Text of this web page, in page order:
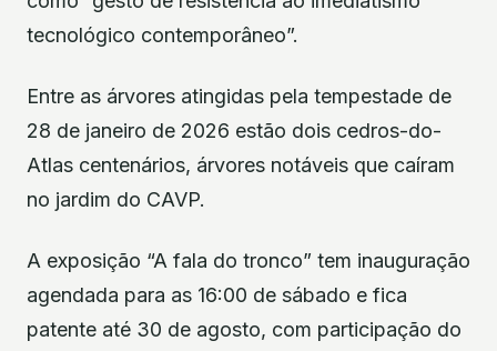
tecnológico contemporâneo”.
Entre as árvores atingidas pela tempestade de
28 de janeiro de 2026 estão dois cedros-do-
Atlas centenários, árvores notáveis que caíram
no jardim do CAVP.
A exposição “A fala do tronco” tem inauguração
agendada para as 16:00 de sábado e fica
patente até 30 de agosto, com participação do